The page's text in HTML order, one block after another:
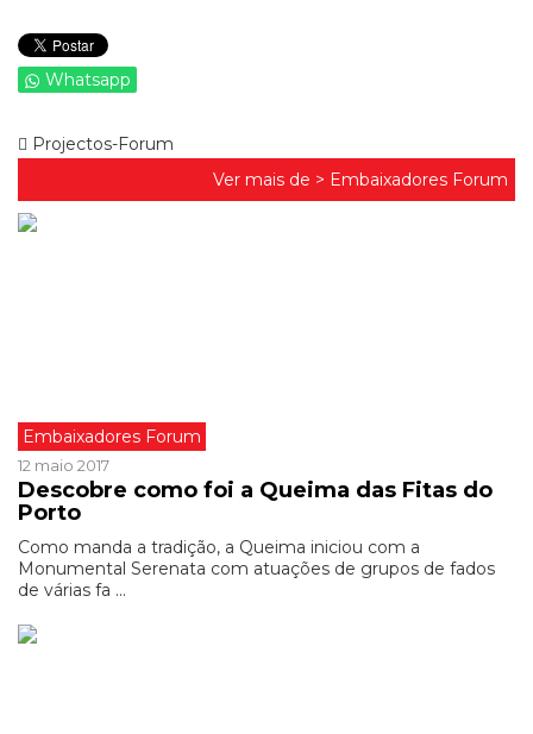
Whatsapp
Projectos-Forum
Ver mais de > Embaixadores Forum
Embaixadores Forum
12 maio 2017
Descobre como foi a Queima das Fitas do
Porto
Como manda a tradição, a Queima iniciou com a
Monumental Serenata com atuações de grupos de fados
de várias fa ...